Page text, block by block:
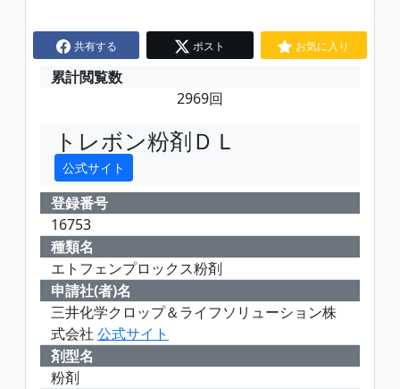
共有する ポスト お気に入り
累計閲覧数
2969回
トレボン粉剤ＤＬ
公式サイト
登録番号
16753
種類名
エトフェンプロックス粉剤
申請社(者)名
三井化学クロップ＆ライフソリューション株
式会社 公式サイト
剤型名
粉剤